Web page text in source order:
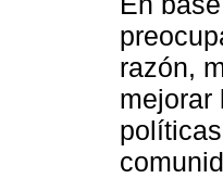
razón,
mejorar